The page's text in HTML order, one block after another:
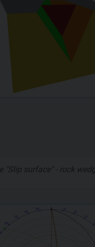
"Slip surface" - rock